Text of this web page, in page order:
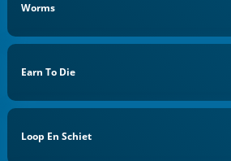
Worms
Earn To Die
Loop En Schiet